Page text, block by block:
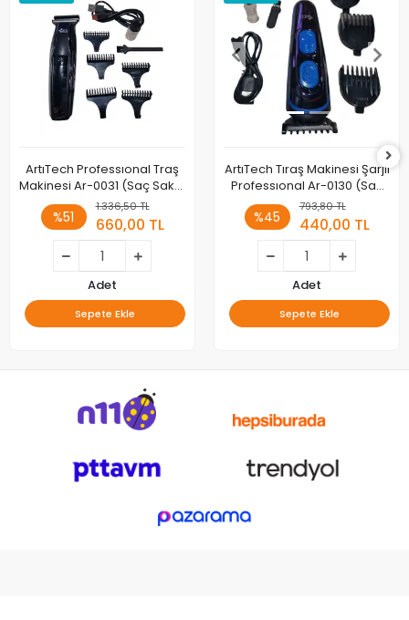
ArtıTech Professıonal Traş
Makinesi Ar-0031 (Saç Sakal
Düzeltici)
%51
1.336,50 TL
660,00 TL
Adet
Sepete Ekle
ArtıTech Tıraş Makinesi Şarjlı
Professıonal Ar-0130 (Saç
Sakal Düzeltici)
%45
793,80 TL
440,00 TL
Adet
Sepete Ekle